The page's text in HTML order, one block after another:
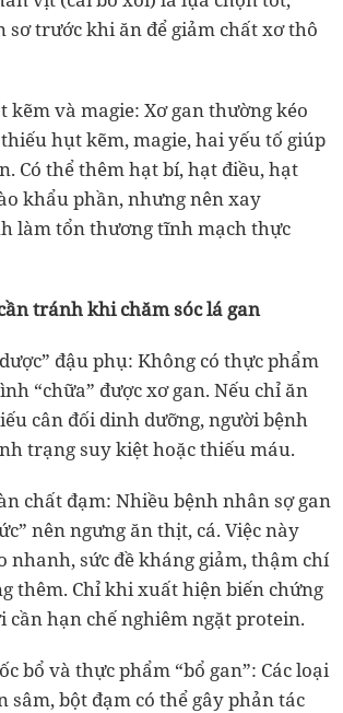
sơ trước khi ăn để giảm chất xơ thô
kẽm và magie: Xơ gan thường kéo
hụt kẽm, magie, hai yếu tố giúp
Có thể thêmhạt bí, hạt điều, hạt
khẩu phần, nhưng nênxay
làm tổn thương tĩnh mạch thực
tránh khi chăm sóc lá gan
đậu phụ: Không có thực phẩm
“chữa” được xơ gan. Nếu chỉ ăn
cân đối dinh dưỡng, người bệnh
trạngsuy kiệt hoặc thiếu máu.
chất đạm: Nhiều bệnh nhân sợ gan
nên ngưng ăn thịt, cá. Việc này
nhanh, sức đề kháng giảm, thậm chí
thêm. Chỉ khi xuất hiệnbiến chứng
cần hạn chế nghiêm ngặt protein.
bổ và thực phẩm “bổ gan”: Các loại
sâm, bột đạm có thể gây phản tác